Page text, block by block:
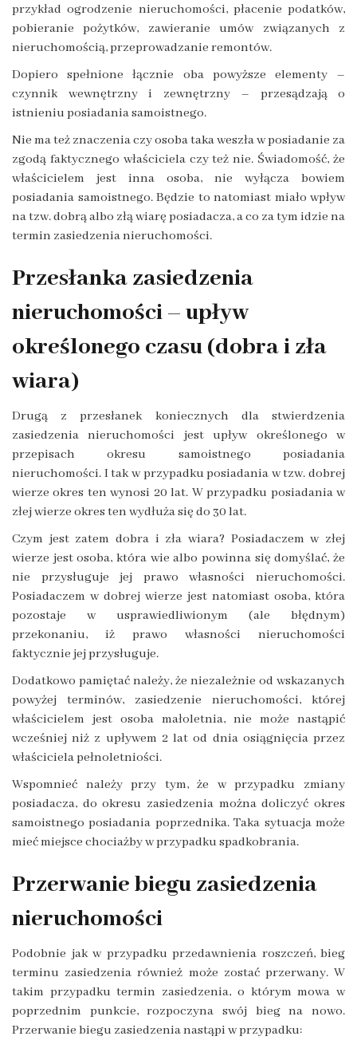
przykład ogrodzenie nieruchomości, płacenie podatków,
pobieranie pożytków, zawieranie umów związanych z
nieruchomością, przeprowadzanie remontów.
Dopiero spełnione łącznie oba powyższe elementy –
czynnik wewnętrzny i zewnętrzny – przesądzają o
istnieniu posiadania samoistnego.
Nie ma też znaczenia czy osoba taka weszła w posiadanie za
zgodą faktycznego właściciela czy też nie. Świadomość, że
właścicielem jest inna osoba, nie wyłącza bowiem
posiadania samoistnego. Będzie to natomiast miało wpływ
na tzw. dobrą albo złą wiarę posiadacza, a co za tym idzie na
termin zasiedzenia nieruchomości.
Przesłanka zasiedzenia
nieruchomości – upływ
określonego czasu (dobra i zła
wiara)
Drugą z przesłanek koniecznych dla stwierdzenia
zasiedzenia nieruchomości jest upływ określonego w
przepisach okresu samoistnego posiadania
nieruchomości. I tak w przypadku posiadania w tzw. dobrej
wierze okres ten wynosi 20 lat. W przypadku posiadania w
złej wierze okres ten wydłuża się do 30 lat.
Czym jest zatem dobra i zła wiara? Posiadaczem w złej
wierze jest osoba, która wie albo powinna się domyślać, że
nie przysługuje jej prawo własności nieruchomości.
Posiadaczem w dobrej wierze jest natomiast osoba, która
pozostaje w usprawiedliwionym (ale błędnym)
przekonaniu, iż prawo własności nieruchomości
faktycznie jej przysługuje.
Dodatkowo pamiętać należy, że niezależnie od wskazanych
powyżej terminów, zasiedzenie nieruchomości, której
właścicielem jest osoba małoletnia, nie może nastąpić
wcześniej niż z upływem 2 lat od dnia osiągnięcia przez
właściciela pełnoletniości.
Wspomnieć należy przy tym, że w przypadku zmiany
posiadacza, do okresu zasiedzenia można doliczyć okres
samoistnego posiadania poprzednika. Taka sytuacja może
mieć miejsce chociażby w przypadku spadkobrania.
Przerwanie biegu zasiedzenia
nieruchomości
Podobnie jak w przypadku przedawnienia roszczeń, bieg
terminu zasiedzenia również może zostać przerwany. W
takim przypadku termin zasiedzenia, o którym mowa w
poprzednim punkcie, rozpoczyna swój bieg na nowo.
Przerwanie biegu zasiedzenia nastąpi w przypadku: